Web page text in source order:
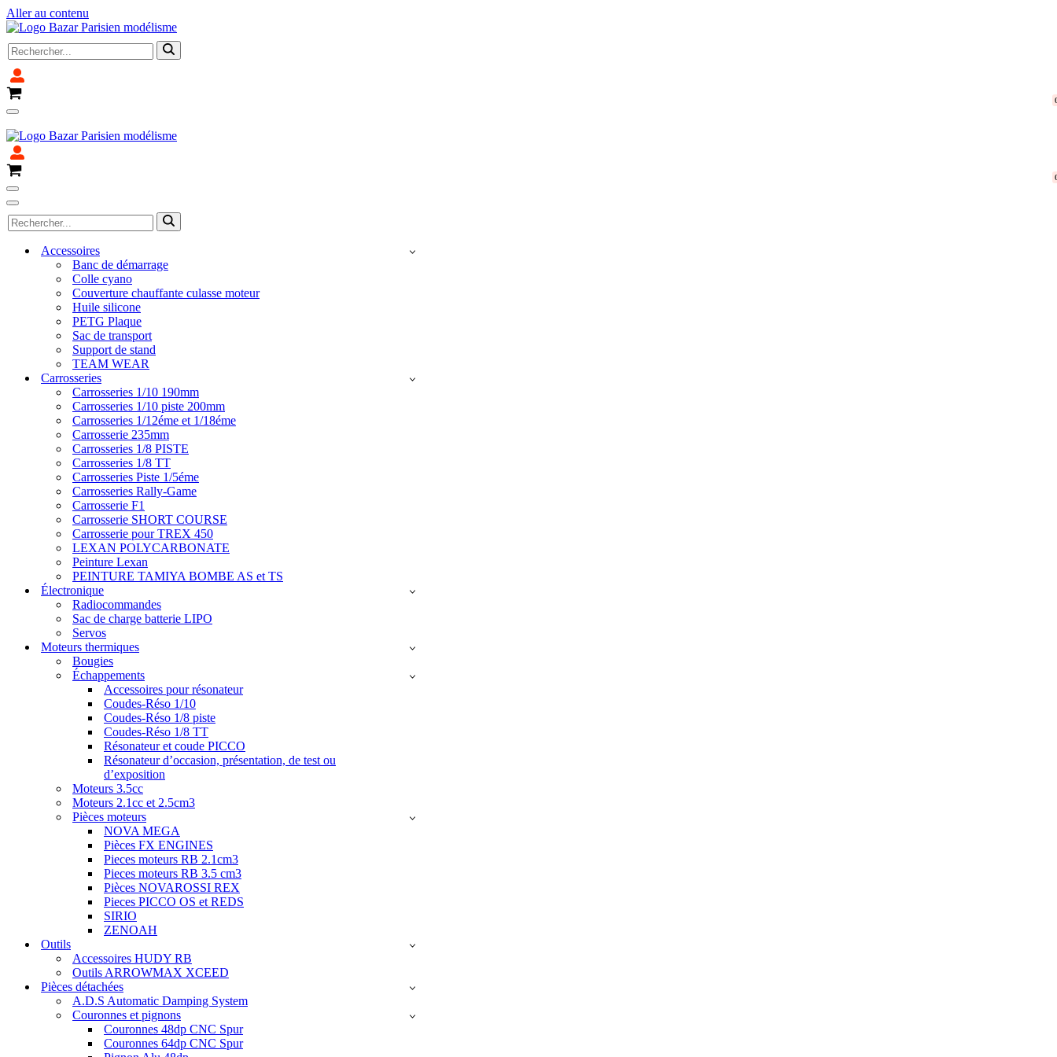
Aller au contenu
Rechercher...
Panier
Menu
de
navigation
Panier
Menu
de
navigation
Menu
de
navigation
Rechercher...
Accessoires
Banc de démarrage
Colle cyano
Couverture chauffante culasse moteur
Huile silicone
PETG Plaque
Sac de transport
Support de stand
TEAM WEAR
Carrosseries
Carrosseries 1/10 190mm
Carrosseries 1/10 piste 200mm
Carrosseries 1/12éme et 1/18éme
Carrosserie 235mm
Carrosseries 1/8 PISTE
Carrosseries 1/8 TT
Carrosseries Piste 1/5éme
Carrosseries Rally-Game
Carrosserie F1
Carrosserie SHORT COURSE
Carrosserie pour TREX 450
LEXAN POLYCARBONATE
Peinture Lexan
PEINTURE TAMIYA BOMBE AS et TS
Électronique
Radiocommandes
Sac de charge batterie LIPO
Servos
Moteurs thermiques
Bougies
Échappements
Accessoires pour résonateur
Coudes-Réso 1/10
Coudes-Réso 1/8 piste
Coudes-Réso 1/8 TT
Résonateur et coude PICCO
Résonateur d’occasion, présentation, de test ou
d’exposition
Moteurs 3.5cc
Moteurs 2.1cc et 2.5cm3
Pièces moteurs
NOVA MEGA
Pièces FX ENGINES
Pieces moteurs RB 2.1cm3
Pieces moteurs RB 3.5 cm3
Pièces NOVAROSSI REX
Pieces PICCO OS et REDS
SIRIO
ZENOAH
Outils
Accessoires HUDY RB
Outils ARROWMAX XCEED
Pièces détachées
A.D.S Automatic Damping System
Couronnes et pignons
Couronnes 48dp CNC Spur
Couronnes 64dp CNC Spur